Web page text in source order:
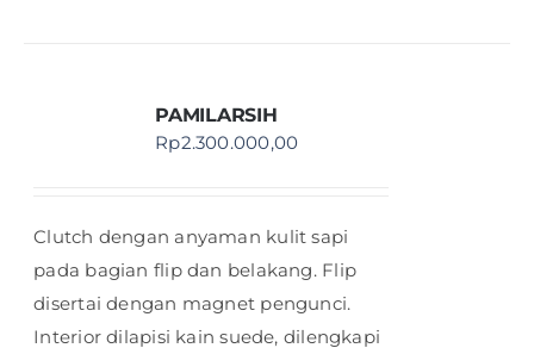
PAMILARSIH
Rp2.300.000,00
Clutch dengan anyaman kulit sapi
pada bagian flip dan belakang. Flip
disertai dengan magnet pengunci.
Interior dilapisi kain suede, dilengkapi